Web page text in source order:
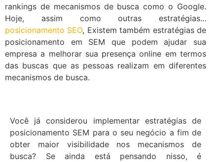
rankings de mecanismos de busca como o Google.
Hoje, assim como outras estratégias...
posicionamento SEO, Existem também estratégias de
posicionamento em SEM que podem ajudar sua
empresa a melhorar sua presença online em termos
das buscas que as pessoas realizam em diferentes
mecanismos de busca.
Você já considerou implementar estratégias de
posicionamento SEM para o seu negócio a fim de
obter maior visibilidade nos mecanismos de
busca? Se ainda está pensando nisso, é